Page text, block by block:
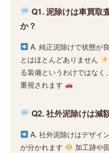
Q1. 泥除けは車買取
か？
A. 純正泥除けで状態が
とはほとんどありません
る装備というわけではな
重視されます
Q2. 社外泥除けは減
A. 社外泥除けはデザイ
が分かれます
加工跡や